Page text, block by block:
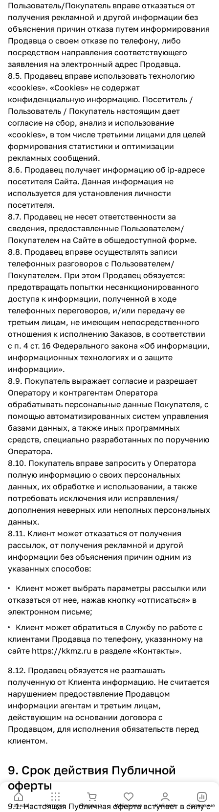
Пользователь/Покупатель вправе отказаться от
получения рекламной и другой информации без
объяснения причин отказа путем информирования
Продавца о своем отказе по телефону, либо
посредством направления соответствующего
заявления на электронный адрес Продавца.
8.5. Продавец вправе использовать технологию
«cookies». «Cookies» не содержат
конфиденциальную информацию. Посетитель /
Пользователь / Покупатель настоящим дает
согласие на сбор, анализ и использование
«cookies», в том числе третьими лицами для целей
формирования статистики и оптимизации
рекламных сообщений.
8.6. Продавец получает информацию об ip-адресе
посетителя Сайта. Данная информация не
используется для установления личности
посетителя.
8.7. Продавец не несет ответственности за
сведения, предоставленные Пользователем/
Покупателем на Сайте в общедоступной форме.
8.8. Продавец вправе осуществлять записи
телефонных разговоров с Пользователем/
Покупателем. При этом Продавец обязуется:
предотвращать попытки несанкционированного
доступа к информации, полученной в ходе
телефонных переговоров, и/или передачу ее
третьим лицам, не имеющим непосредственного
отношения к исполнению Заказов, в соответствии
с п. 4 ст. 16 Федерального закона «Об информации,
информационных технологиях и о защите
информации».
8.9. Покупатель выражает согласие и разрешает
Оператору и контрагентам Оператора
обрабатывать персональные данные Покупателя, с
помощью автоматизированных систем управления
базами данных, а также иных программных
средств, специально разработанных по поручению
Оператора.
8.10. Покупатель вправе запросить у Оператора
полную информацию о своих персональных
данных, их обработке и использовании, а также
потребовать исключения или исправления/
дополнения неверных или неполных персональных
данных.
8.11. Клиент может отказаться от получения
рассылок, от получения рекламной и другой
информации без объяснения причин одним из
указанных способов:
Клиент может выбрать параметры рассылки или
отказаться от нее, нажав кнопку «отписаться» в
электронном письме;
Клиент может обратиться в Службу по работе с
клиентами Продавца по телефону, указанному на
сайте https://kkmz.ru в разделе «Контакты».
8.12. Продавец обязуется не разглашать
полученную от Клиента информацию. Не считается
нарушением предоставление Продавцом
информации агентам и третьим лицам,
действующим на основании договора с
Продавцом, для исполнения обязательств перед
клиентом.
9. Срок действия Публичной
оферты
9.1. Настоящая Публичная оферта вступает в силу с
Главная Каталог Корзина Избранные Кабинет Сравнение